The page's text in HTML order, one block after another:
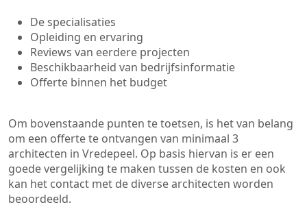
De specialisaties
Opleiding en ervaring
Reviews van eerdere projecten
Beschikbaarheid van bedrijfsinformatie
Offerte binnen het budget
Om bovenstaande punten te toetsen, is het van belang
om een offerte te ontvangen van minimaal 3
architecten in Vredepeel. Op basis hiervan is er een
goede vergelijking te maken tussen de kosten en ook
kan het contact met de diverse architecten worden
beoordeeld.